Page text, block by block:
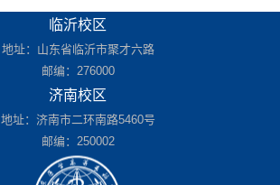
临沂校区
地址：山东省临沂市聚才六路
邮编：276000
济南校区
地址：济南市二环南路5460号
邮编：250002